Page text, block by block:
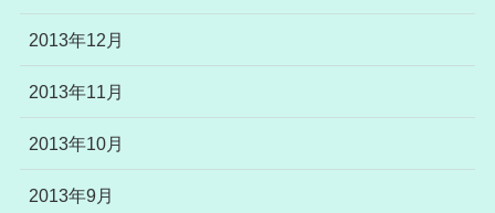
2013年12月
2013年11月
2013年10月
2013年9月